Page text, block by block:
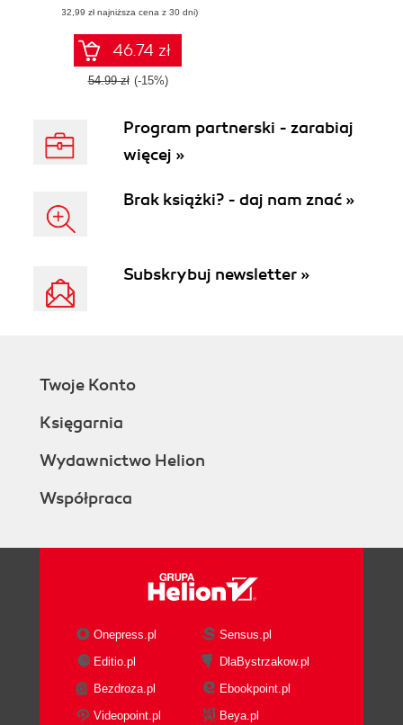
(32,99 zł najniższa cena z 30 dni)
46.74 zł
54.99 zł (-15%)
Program partnerski - zarabiaj
więcej »
Brak książki? - daj nam znać »
Subskrybuj newsletter »
Twoje Konto
Księgarnia
Wydawnictwo Helion
Współpraca
Onepress.pl
Sensus.pl
Editio.pl
DlaBystrzakow.pl
Bezdroza.pl
Ebookpoint.pl
Videopoint.pl
Beya.pl